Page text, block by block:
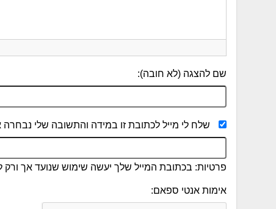
שם להצגה (לא חובה):
שלח לי מייל לכתובת זו במידה והתשובה שלי נבחרה
פרטיות: בכתובת המייל שלך יעשה שימוש שנועד אך ורק
אימות אנטי ספאם: